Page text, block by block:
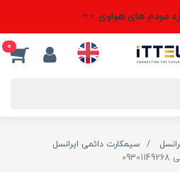
مودم های هواوی ⭐⭐
0
سیمکارت دائمی ایرانسل